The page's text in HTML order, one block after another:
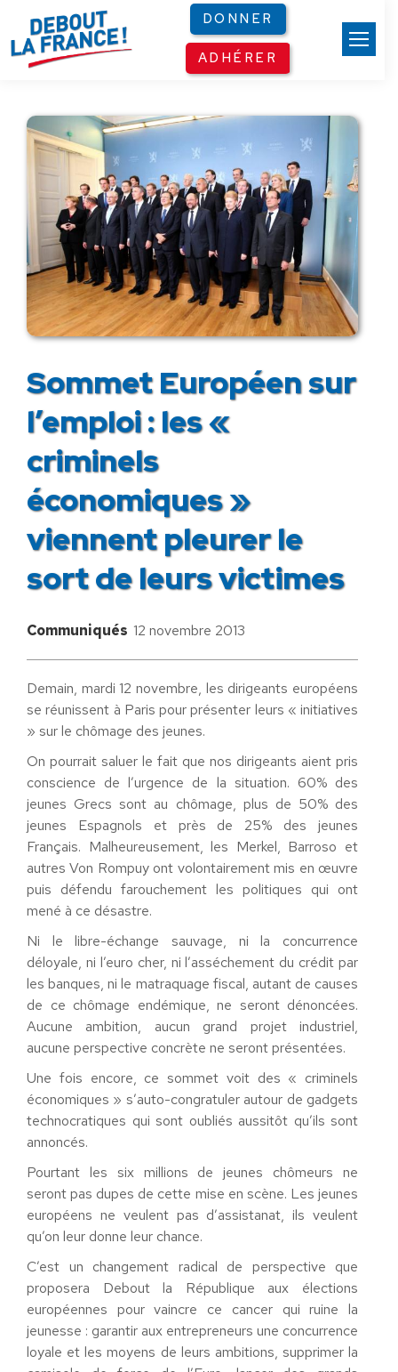
DONNER
ADHÉRER
Sommet Européen sur
l’emploi : les «
criminels
économiques »
viennent pleurer le
sort de leurs victimes
Communiqués 12 novembre 2013
Demain, mardi 12 novembre, les dirigeants européens
se réunissent à Paris pour présenter leurs « initiatives
» sur le chômage des jeunes.
On pourrait saluer le fait que nos dirigeants aient pris
conscience de l’urgence de la situation. 60% des
jeunes Grecs sont au chômage, plus de 50% des
jeunes Espagnols et près de 25% des jeunes
Français. Malheureusement, les Merkel, Barroso et
autres Von Rompuy ont volontairement mis en œuvre
puis défendu farouchement les politiques qui ont
mené à ce désastre.
Ni le libre-échange sauvage, ni la concurrence
déloyale, ni l’euro cher, ni l’asséchement du crédit par
les banques, ni le matraquage fiscal, autant de causes
de ce chômage endémique, ne seront dénoncées.
Aucune ambition, aucun grand projet industriel,
aucune perspective concrète ne seront présentées.
Une fois encore, ce sommet voit des « criminels
économiques » s’auto-congratuler autour de gadgets
technocratiques qui sont oubliés aussitôt qu’ils sont
annoncés.
Pourtant les six millions de jeunes chômeurs ne
seront pas dupes de cette mise en scène. Les jeunes
européens ne veulent pas d’assistanat, ils veulent
qu’on leur donne leur chance.
C’est un changement radical de perspective que
proposera Debout la République aux élections
européennes pour vaincre ce cancer qui ruine la
jeunesse : garantir aux entrepreneurs une concurrence
loyale et les moyens de leurs ambitions, supprimer la
Panneau de gestion des cookies